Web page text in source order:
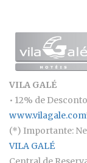
VILA GALÉ
• 12% de
www.vilagale.com
(*) Importante:
VILA GALÉ